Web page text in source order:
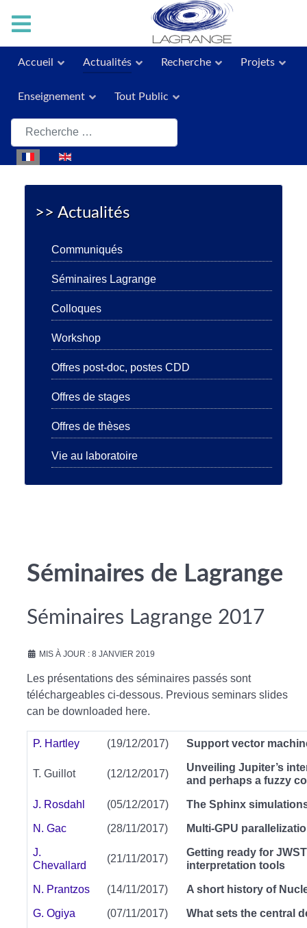
Accueil Actualités Recherche Projets
Enseignement Tout Public
Rechercher
Sélectionnez votre langue
>> Actualités
Communiqués
Séminaires Lagrange
Colloques
Workshop
Offres post-doc, postes CDD
Offres de stages
Offres de thèses
Vie au laboratoire
Séminaires de Lagrange
Séminaires Lagrange 2017
MIS À JOUR : 8 JANVIER 2019
Les présentations des séminaires passés sont
téléchargeables ci-dessous. Previous seminars slides
can be downloaded here.
P. Hartley (19/12/2017) Support vector
T. Guillot (12/12/2017)
Unveiling Jupiter’s
and perhaps a fuzzy
J. Rosdahl (05/12/2017) The Sphinx
N. Gac (28/11/2017) Multi-GPU
J.
Chevallard
(21/11/2017)
Getting ready for
interpretation tools
N. Prantzos (14/11/2017) A short history of
G. Ogiya (07/11/2017) What sets the central